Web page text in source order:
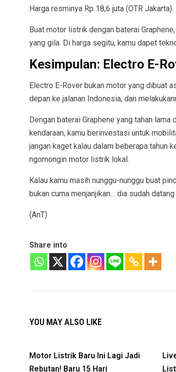
Harga resminya Rp 18,6 juta (OTR Jakarta).
Buat motor listrik dengan baterai
yang gila. Di harga segitu, kamu dapet
Kesimpulan: Electro E-
Electro E-Rover bukan motor yang dibuat
depan ke jalanan Indonesia, dan
Dengan baterai Graphene yang tahan
kendaraan, kamu berinvestasi untuk
jangan kaget kalau dalam beberapa tahun
ngomongin motor listrik lokal.
Kalau kamu masih nunggu-nunggu buat
bukan cuma menjanjikan… dia sudah
(AnT)
Share into
YOU MAY ALSO LIKE
Motor Listrik Baru Ini Lagi Jadi
Rebutan! Baru 15 Hari